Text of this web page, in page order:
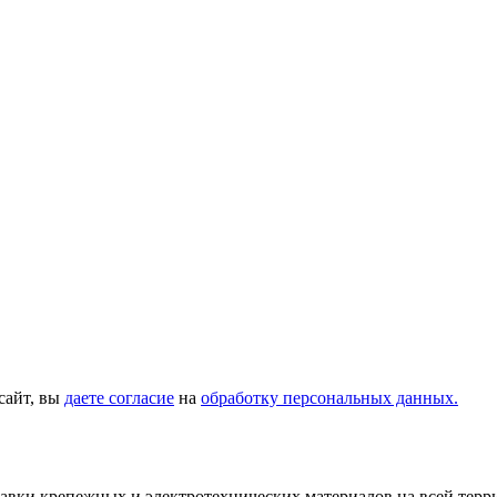
вы даете согласие на обработку персональных данных.